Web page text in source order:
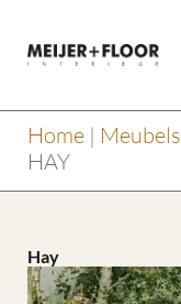
Home | Meubels
HAY
Hay